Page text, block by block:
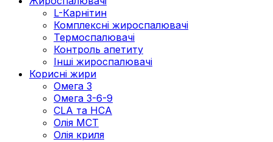
L-Карнітин
Комплексні жироспалювачі
Термоспалювачі
Контроль апетиту
Інші жироспалювачі
Корисні жири
Омега 3
Омега 3-6-9
CLA та HCA
Олія МСТ
Олія криля